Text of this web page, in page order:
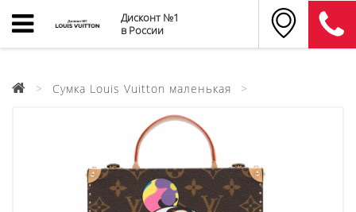
Дисконт №1
в России
Cумка Louis Vuitton маленькая